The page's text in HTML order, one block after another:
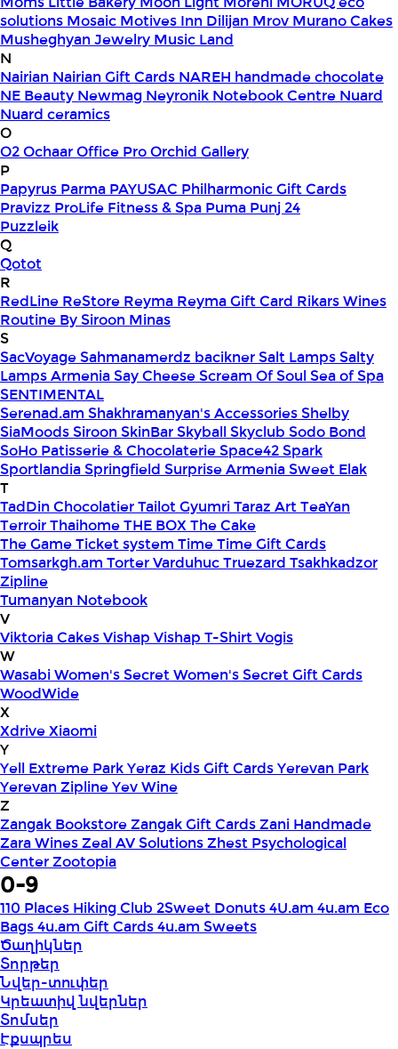
solutions Mosaic Motives Inn Dilijan Mrov Murano Cakes
Musheghyan Jewelry Music Land
N
Nairian Nairian Gift Cards NAREH handmade chocolate
NE Beauty Newmag Neyronik Notebook Centre Nuard
Nuard ceramics
O
O2OchaarOffice ProOrchid Gallery
P
Papyrus Parma PAYUSAC Philharmonic Gift Cards
Pravizz ProLife Fitness & Spa Puma Punj 24
Puzzleik
Q
Qotot
R
RedLine ReStore Reyma Reyma Gift Card Rikars Wines
Routine By Siroon Minas
S
SacVoyageSahmanamerdz baciknerSalt LampsSalty
Lamps ArmeniaSay CheeseScream Of SoulSea of Spa
SENTIMENTAL
Serenad.am Shakhramanyan's AccessoriesShelby
SiaMoodsSiroon SkinBarSkyballSkyclub Sodo Bond
SoHo Patisserie & ChocolaterieSpace42Spark
SportlandiaSpringfield Surprise ArmeniaSweet Elak
T
TadDin ChocolatierTailot GyumriTaraz ArtTeaYan
TerroirThaihomeTHE BOXThe Cake
The GameTicket system TimeTime Gift Cards
Tomsarkgh.am Torter VarduhucTruezard Tsakhkadzor
Zipline
Tumanyan Notebook
V
Viktoria CakesVishap Vishap T-ShirtVogis
W
WasabiWomen's SecretWomen's Secret Gift Cards
WoodWide
X
XdriveXiaomi
Y
Yell Extreme ParkYeraz Kids Gift CardsYerevan Park
Yerevan ZiplineYev Wine
Z
Zangak BookstoreZangak Gift CardsZani Handmade
Zara WinesZeal AV SolutionsZhest Psychological
CenterZootopia
0-9
110 Places Hiking Club 2Sweet Donuts4U.am 4u.am Eco
Bags4u.am Gift Cards4u.am Sweets
Ծաղիկներ
Տորթեր
Նվեր-տուփեր
Կրեատիվ նվերներ
Տոմսեր
Էքսպրես